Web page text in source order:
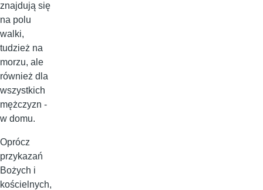
znajdują się
na polu
walki,
tudzież na
morzu, ale
również dla
wszystkich
mężczyzn -
w domu.
Oprócz
przykazań
Bożych i
kościelnych,